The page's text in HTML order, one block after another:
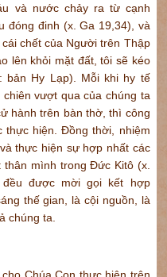
và nước chảy ra từ cạnh
đóng đinh (x. Ga 19,34), và
chết của Người trên Thập
lên khỏi mặt đất, tôi sẽ kéo
bản Hy Lạp). Mỗi khi hy tế
vượt qua của chúng ta
hành trên bàn thờ, thì công
thực hiện. Đồng thời, nhiệm
thực hiện sự hợp nhất các
mình trong Đức Kitô (x.
được mời gọi kết hợp
thế gian, là cội nguồn, là
chúng ta.